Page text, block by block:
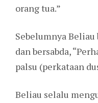
orang tua.”
Sebelumnya
dan bersabda,
palsu (perkataan
Beliau selalu